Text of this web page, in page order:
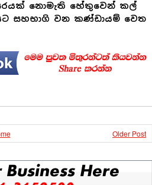
නොමැති හේතුවෙන් කල්
සහභාගි වන කණ්ඩායම් වෙත
Older Post